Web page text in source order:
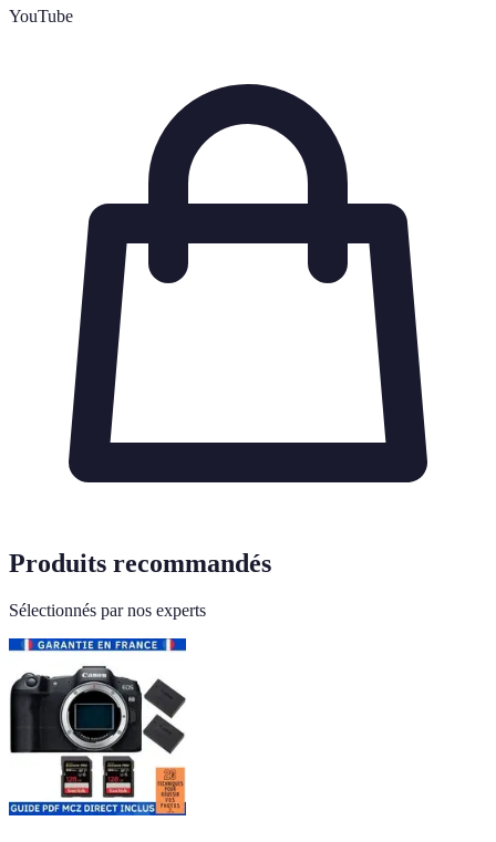
YouTube
Produits recommandés
Sélectionnés par nos experts